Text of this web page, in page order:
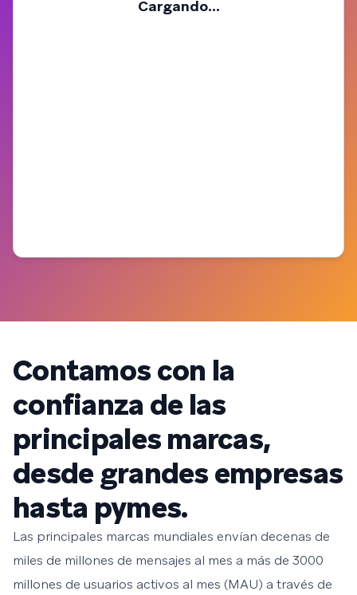
Cargando...
Contamos con la
confianza de las
principales marcas,
desde grandes empresas
hasta pymes.
Las principales marcas mundiales envían decenas de
miles de millones de mensajes al mes a más de 3000
millones de usuarios activos al mes (MAU) a través de